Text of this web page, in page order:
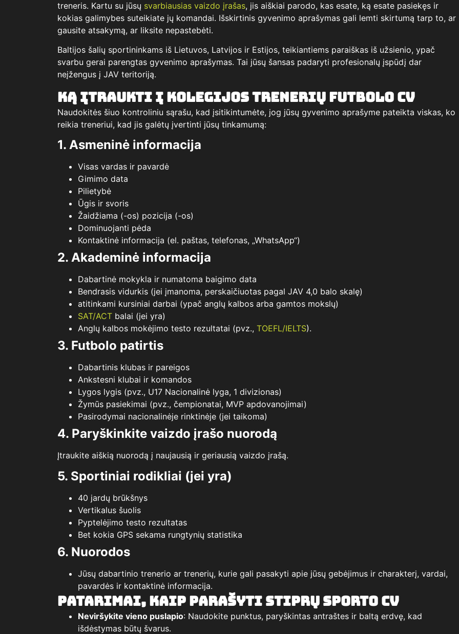
treneris. Kartu su jūsų svarbiausias vaizdo įrašas, jis aiškiai parodo, kas esate, ką esate pasiekęs ir
kokias galimybes suteikiate jų komandai. Išskirtinis gyvenimo aprašymas gali lemti skirtumą tarp to, ar
gausite atsakymą, ar liksite nepastebėti.
Baltijos šalių sportininkams iš Lietuvos, Latvijos ir Estijos, teikiantiems paraiškas iš užsienio, ypač
svarbu gerai parengtas gyvenimo aprašymas. Tai jūsų šansas padaryti profesionalų įspūdį dar
neįžengus į JAV teritoriją.
Ką įtraukti į kolegijos trenerių futbolo CV
Naudokitės šiuo kontroliniu sąrašu, kad įsitikintumėte, jog jūsų gyvenimo aprašyme pateikta viskas, ko
reikia treneriui, kad jis galėtų įvertinti jūsų tinkamumą:
1. Asmeninė informacija
Visas vardas ir pavardė
Gimimo data
Pilietybė
Ūgis ir svoris
Žaidžiama (-os) pozicija (-os)
Dominuojanti pėda
Kontaktinė informacija (el. paštas, telefonas, „WhatsApp“)
2. Akademinė informacija
Dabartinė mokykla ir numatoma baigimo data
Bendrasis vidurkis (jei įmanoma, perskaičiuotas pagal JAV 4,0 balo skalę)
atitinkami kursiniai darbai (ypač anglų kalbos arba gamtos mokslų)
SAT/ACT balai (jei yra)
Anglų kalbos mokėjimo testo rezultatai (pvz., TOEFL/IELTS).
3. Futbolo patirtis
Dabartinis klubas ir pareigos
Ankstesni klubai ir komandos
Lygos lygis (pvz., U17 Nacionalinė lyga, 1 divizionas)
Žymūs pasiekimai (pvz., čempionatai, MVP apdovanojimai)
Pasirodymai nacionalinėje rinktinėje (jei taikoma)
4. Paryškinkite vaizdo įrašo nuorodą
Įtraukite aiškią nuorodą į naujausią ir geriausią vaizdo įrašą.
5. Sportiniai rodikliai (jei yra)
40 jardų brūkšnys
Vertikalus šuolis
Pyptelėjimo testo rezultatas
Bet kokia GPS sekama rungtynių statistika
6. Nuorodos
Jūsų dabartinio trenerio ar trenerių, kurie gali pasakyti apie jūsų gebėjimus ir charakterį, vardai,
pavardės ir kontaktinė informacija.
Patarimai, kaip parašyti stiprų sporto CV
Neviršykite vieno puslapio: Naudokite punktus, paryškintas antraštes ir baltą erdvę, kad
išdėstymas būtų švarus.